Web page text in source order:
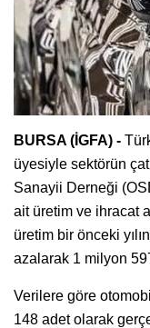
BURSA (İGFA) -
üyesiyle sektörün
Sanayii Derneği
ait üretim ve ihracat
üretim bir önceki
azalarak 1 milyon
Verilere göre
148 adet olarak